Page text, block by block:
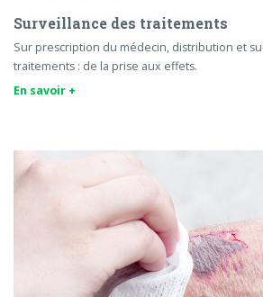
Surveillance des traitements
Sur prescription du médecin, distribution et
traitements : de la prise aux effets.
En savoir +